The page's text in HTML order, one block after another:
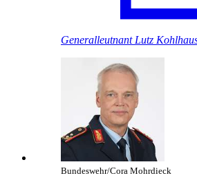
Generalleutnant Lutz
Bundeswehr/Cora Mohrdieck